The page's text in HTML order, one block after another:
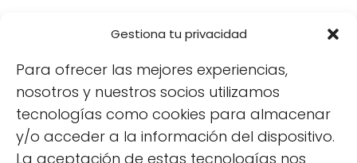
Gestiona tu privacidad
Para ofrecer las mejores experiencias,
nosotros y nuestros socios utilizamos
tecnologías como cookies para almacenar
y/o acceder a la información del dispositivo.
La aceptación de estas tecnologías nos
Mascotas y animales